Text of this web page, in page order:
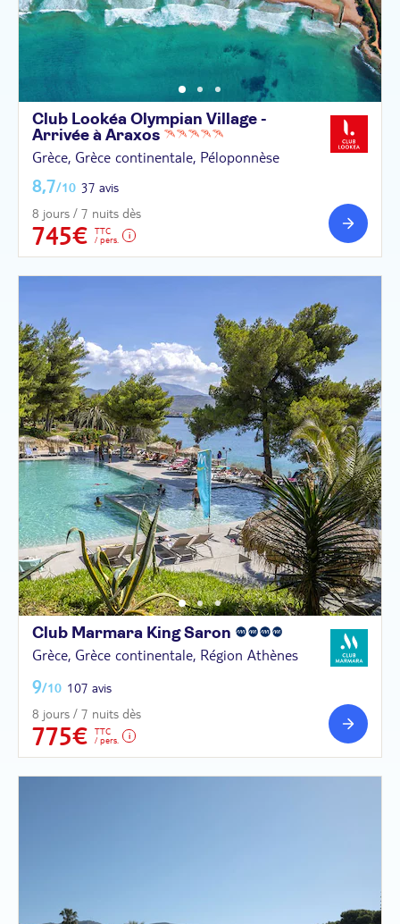
Club Lookéa Olympian Village -
Arrivée à Araxos
Grèce, Grèce continentale, Péloponnèse
8,7/10 37 avis
8 jours / 7 nuits dès
745€
TTC
/ pers.
Club Marmara KingSaron
Grèce, Grèce continentale, Région Athènes
9/10 107 avis
8 jours / 7 nuits dès
775€
TTC
/ pers.